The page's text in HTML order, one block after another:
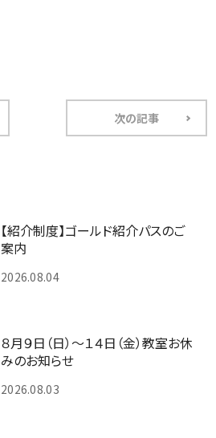
次の記事
【紹介制度】ゴールド紹介パスのご
案内
2026.08.04
８月９日（日）～１４日（金）教室お休
みのお知らせ
2026.08.03